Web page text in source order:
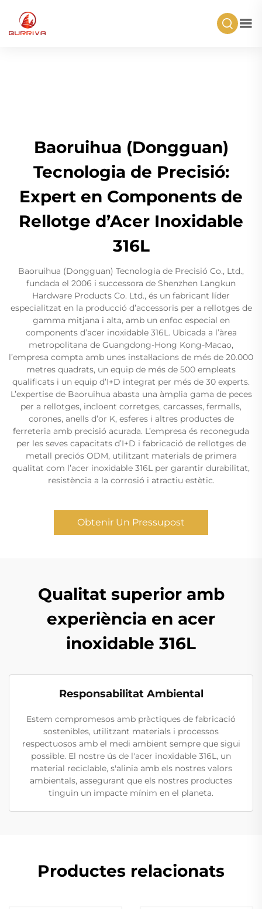
Baoruihua (Dongguan)
Tecnologia de Precisió:
Expert en Components de
Rellotge d’Acer Inoxidable
316L
Baoruihua (Dongguan) Tecnologia de Precisió Co., Ltd.,
fundada el 2006 i successora de Shenzhen Langkun
Hardware Products Co. Ltd., és un fabricant líder
especialitzat en la producció d’accessoris per a rellotges de
gamma mitjana i alta, amb un enfoc especial en
components d’acer inoxidable 316L. Ubicada a l’àrea
metropolitana de Guangdong-Hong Kong-Macao,
l’empresa compta amb unes instal·lacions de més de 20.000
metres quadrats, un equip de més de 500 empleats
qualificats i un equip d’I+D integrat per més de 30 experts.
L’expertise de Baoruihua abasta una àmplia gama de peces
per a rellotges, incloent corretges, carcasses, fermalls,
corones, anells d’or K, esferes i altres productes de
ferreteria amb precisió acurada. L’empresa és reconeguda
per les seves capacitats d’I+D i fabricació de rellotges de
metall preciós ODM, utilitzant materials de primera
qualitat com l’acer inoxidable 316L per garantir durabilitat,
resistència a la corrosió i atractiu estètic.
Obtenir Un Pressupost
Qualitat superior amb
experiència en acer
inoxidable 316L
Responsabilitat Ambiental
Estem compromesos amb pràctiques de fabricació
sostenibles, utilitzant materials i processos
respectuosos amb el medi ambient sempre que sigui
possible. El nostre ús de l'acer inoxidable 316L, un
material reciclable, s'alinia amb els nostres valors
ambientals, assegurant que els nostres productes
tinguin un impacte mínim en el planeta.
Productes relacionats